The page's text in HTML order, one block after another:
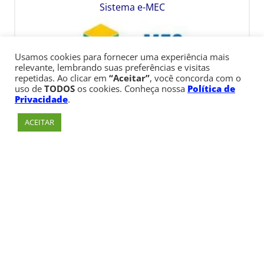
Sistema e-MEC
Usamos cookies para fornecer uma experiência mais
relevante, lembrando suas preferências e visitas
repetidas. Ao clicar em “Aceitar”, você concorda com o
uso de TODOS os cookies. Conheça nossa Política de
Privacidade.
ACEITAR